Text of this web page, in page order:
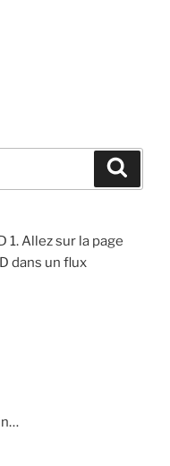
1. Allez sur la page
dans un flux